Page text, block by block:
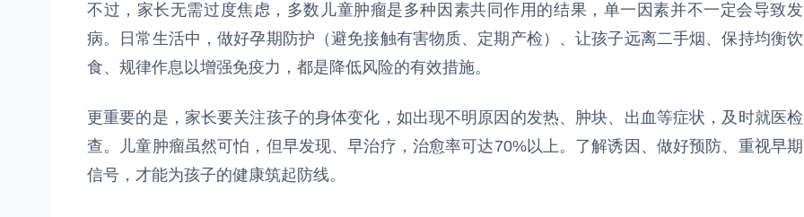
不过，家长无需过度焦虑，多数儿童肿瘤是多种因素共同作用的结果，单一因素并不一定会导致发
病。日常生活中，做好孕期防护（避免接触有害物质、定期产检）、让孩子远离二手烟、保持均衡饮
食、规律作息以增强免疫力，都是降低风险的有效措施。
更重要的是，家长要关注孩子的身体变化，如出现不明原因的发热、肿块、出血等症状，及时就医检
查。儿童肿瘤虽然可怕，但早发现、早治疗，治愈率可达70%以上。了解诱因、做好预防、重视早期
信号，才能为孩子的健康筑起防线。